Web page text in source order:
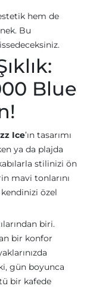
hem de
Bu
Blue
Ice’ın tasarımı
ya da plajda
stilinizi ön
mavi tonlarını
kendinizi özel
biri.
bir konfor
gün boyunca
bir kafede